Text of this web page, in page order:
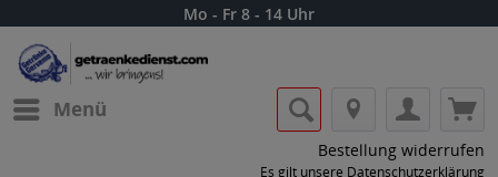
Mo - Fr 8 - 14 Uhr
Menü
Bestellung widerrufen
Es gilt unsere Datenschutzerklärung